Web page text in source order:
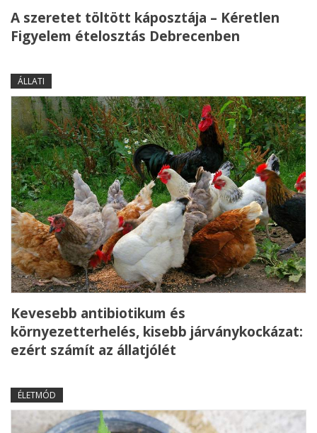
A szeretet töltött káposztája – Kéretlen
Figyelem ételosztás Debrecenben
ÁLLATI
Kevesebb antibiotikum és
környezetterhelés, kisebb járványkockázat:
ezért számít az állatjólét
ÉLETMÓD